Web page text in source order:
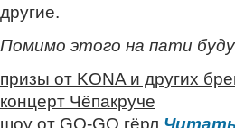
другие.
Помимо этого на пати
призы от KONA и других
концерт Чёпакруче
шоу от GO-GO гёрл